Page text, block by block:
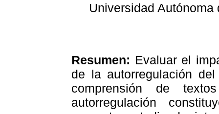
Universidad Autónoma
Resumen: Evaluar el
de la autorregulación
comprensión de
autorregulación